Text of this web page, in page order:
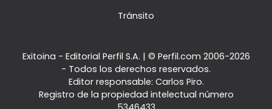
Tránsito
Exitoina - Editorial Perfil S.A. | © Perfil.com 2006-2026
- Todos los derechos reservados.
Editor responsable: Carlos Piro.
Registro de la propiedad intelectual número